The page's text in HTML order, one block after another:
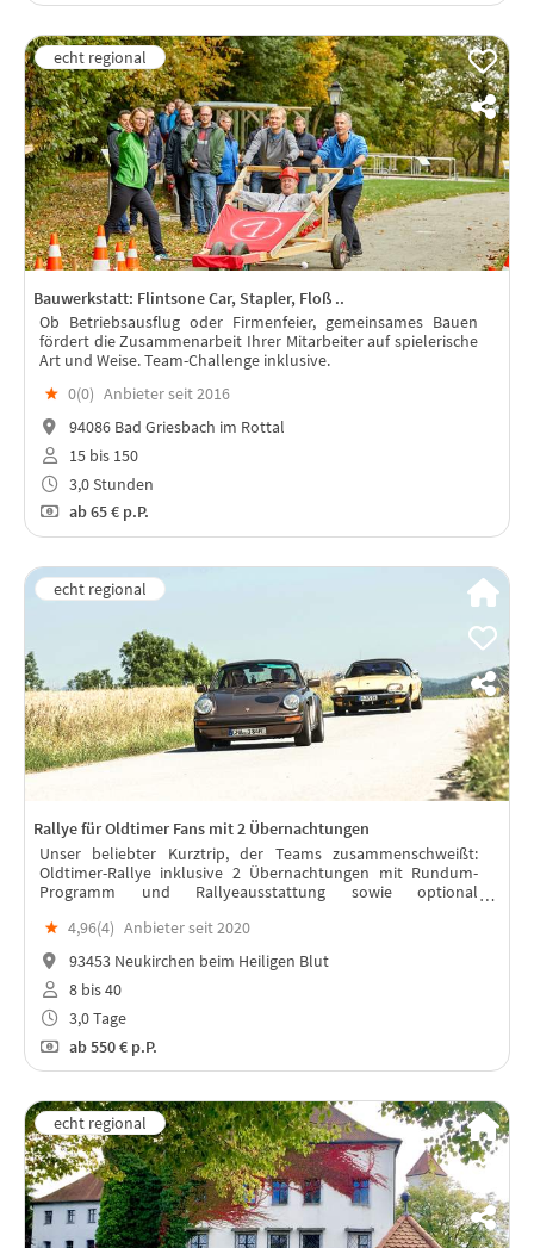
Bauwerkstatt: Flintsone Car, Stapler, Floß ..
Ob Betriebsausflug oder Firmenfeier, gemeinsames Bauen
fördert die Zusammenarbeit Ihrer Mitarbeiter auf spielerische
Art und Weise. Team-Challenge inklusive.
★ 0(0) Anbieter seit 2016
94086 Bad Griesbach im Rottal
15 bis 150
3,0 Stunden
ab65 € p.P.
Rallye für Oldtimer Fans mit 2 Übernachtungen
Unser beliebter Kurztrip, der Teams zusammenschweißt:
Oldtimer-Rallye inklusive 2 Übernachtungen mit Rundum-
Programm und Rallyeausstattung sowie optional
★ 4,96(4) Anbieter seit 2020
93453 Neukirchen beim Heiligen Blut
8 bis 40
3,0 Tage
ab550 € p.P.